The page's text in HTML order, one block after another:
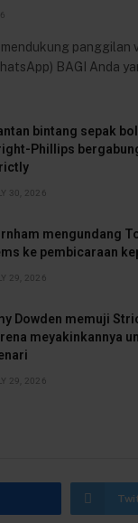
6
panggilan
BAGI Anda
bintang sepak
Phillips
30, 2026
mengundang
ke pembicaraan
29, 2026
Dowden memuji
meyakinkannya
29, 2026